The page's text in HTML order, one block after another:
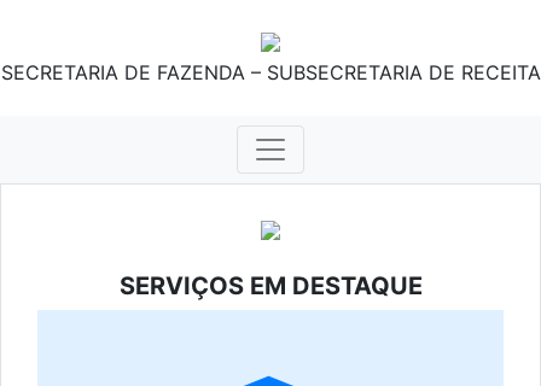
SECRETARIA DE FAZENDA – SUBSECRETARIA DE RECEITA
SERVIÇOS EM DESTAQUE